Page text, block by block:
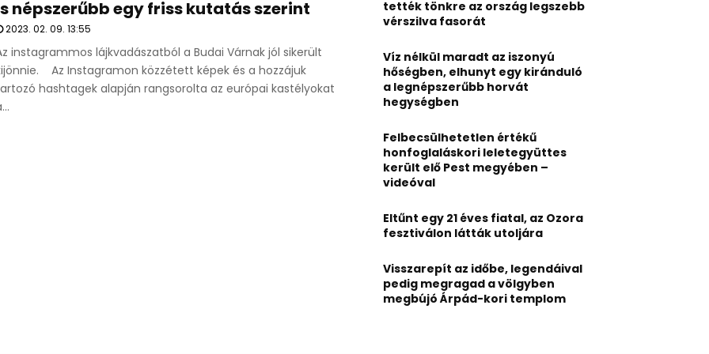
népszerűbb egy friss kutatás szerint
2023. 02. 09. 13:55
instagrammos lájkvadászatból a Budai Várnak jól sikerült
Az Instagramon közzétett képek és a hozzájuk
hashtagek alapján rangsorolta az európai kastélyokat
tették tönkre az ország legszebb
vérszilva fasorát
Víz nélkül maradt az iszonyú
hőségben, elhunyt egy kiránduló
a legnépszerűbb horvát
hegységben
Felbecsülhetetlen értékű
honfoglaláskori leletegyüttes
került elő Pest megyében –
videóval
Eltűnt egy 21 éves fiatal, az Ozora
fesztiválon látták utoljára
Visszarepít az időbe, legendáival
pedig megragad a völgyben
megbújó Árpád-kori templom